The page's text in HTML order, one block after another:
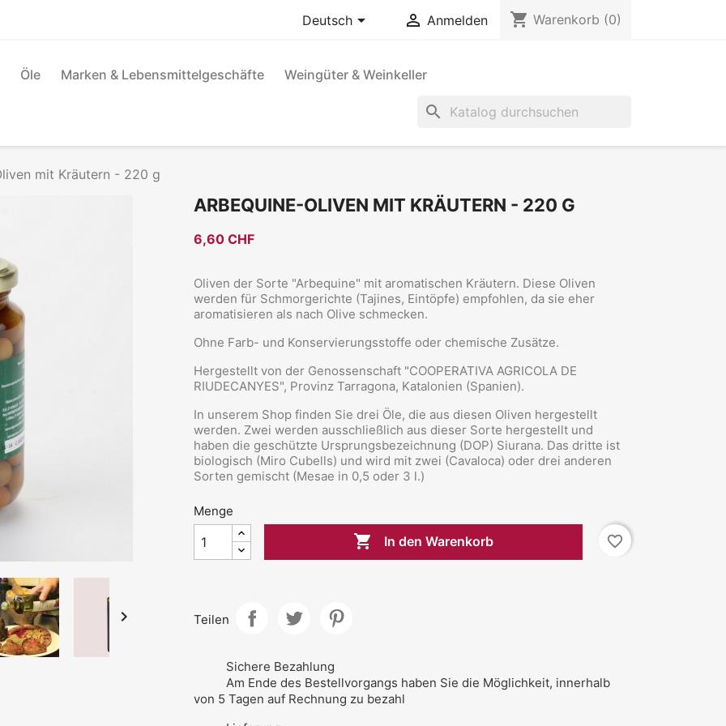
Deutsch  Anmelden shopping_cart Warenkorb (0)
Öle Marken & Lebensmittelgeschäfte Weingüter & Weinkeller
search
mit Kräutern - 220 g

ARBEQUINE-OLIVEN MIT KRÄUTERN - 220 G
6,60 CHF
Oliven der Sorte "Arbequine" mit aromatischen Kräutern. Diese Oliven
werden für Schmorgerichte (Tajines, Eintöpfe) empfohlen, da sie eher
aromatisieren als nach Olive schmecken.
Ohne Farb- und Konservierungsstoffe oder chemische Zusätze.
Hergestellt von der Genossenschaft "COOPERATIVA AGRICOLA DE
RIUDECANYES", Provinz Tarragona, Katalonien (Spanien).
In unserem Shop finden Sie drei Öle, die aus diesen Oliven hergestellt
werden. Zwei werden ausschließlich aus dieser Sorte hergestellt und
haben die geschützte Ursprungsbezeichnung (DOP) Siurana. Das dritte ist
biologisch (Miro Cubells) und wird mit zwei (Cavaloca) oder drei anderen
Sorten gemischt (Mesae in 0,5 oder 3 l.)
Menge
 In den Warenkorb favorite_border
Teilen
Sichere Bezahlung
Am Ende des Bestellvorgangs haben Sie die Möglichkeit, innerhalb
von 5 Tagen auf Rechnung zu bezahl